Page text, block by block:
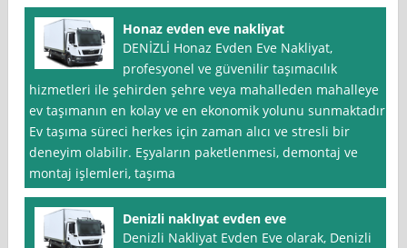
Honaz evden eve nakliyat
DENİZLİ Honaz Evden Eve Nakliyat,
profesyonel ve güvenilir taşımacılık
hizmetleri ile şehirden şehre veya mahalleden mahalleye
ev taşımanın en kolay ve en ekonomik yolunu sunmaktadır.
Ev taşıma süreci herkes için zaman alıcı ve stresli bir
deneyim olabilir. Eşyaların paketlenmesi, demontaj ve
montaj işlemleri, taşıma
Denizli naklıyat evden eve
Denizli Nakliyat Evden Eve olarak, Denizli